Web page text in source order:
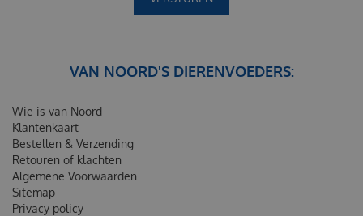
VAN NOORD'S DIERENVOEDERS:
Wie is van Noord
Klantenkaart
Bestellen & Verzending
Retouren of klachten
Algemene Voorwaarden
Sitemap
Privacy policy